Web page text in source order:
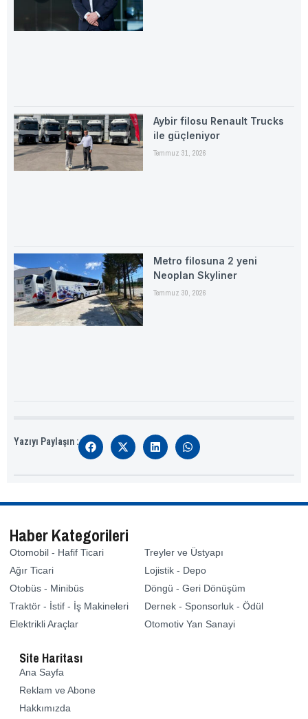
Aybir filosu Renault Trucks
ile güçleniyor
Temmuz 31, 2026
Metro filosuna 2 yeni
Neoplan Skyliner
Temmuz 30, 2026
Yazıyı Paylaşın :
Haber Kategorileri
Otomobil - Hafif Ticari
Ağır Ticari
Otobüs - Minibüs
Traktör - İstif - İş Makineleri
Elektrikli Araçlar
Treyler ve Üstyapı
Lojistik - Depo
Döngü - Geri Dönüşüm
Dernek - Sponsorluk - Ödül
Otomotiv Yan Sanayi
Site Haritası
Ana Sayfa
Reklam ve Abone
Hakkımızda